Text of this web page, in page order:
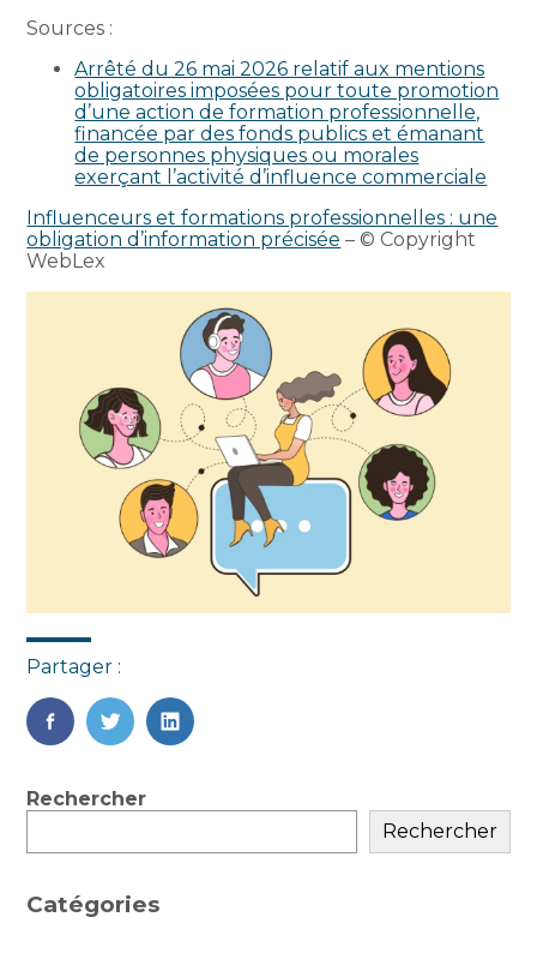
Sources :
Arrêté du 26 mai 2026 relatif aux mentions
obligatoires imposées pour toute promotion
d’une action de formation professionnelle,
financée par des fonds publics et émanant
de personnes physiques ou morales
exerçant l’activité d’influence commerciale
Influenceurs et formations professionnelles : une
obligation d’information précisée – © Copyright
WebLex
Partager :
FaceBook
TwitterLinkedIn
Blog
Rechercher
Rechercher
Catégories